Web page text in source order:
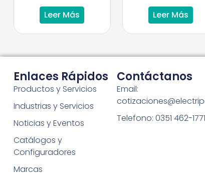
Leer Más Leer Más
Enlaces Rápidos
Productos y Servicios
Industrias y Servicios
Noticias y Eventos
Catálogos y
Configuradores
Marcas
Contáctanos
Email:
Telefono: 0351 462-1771